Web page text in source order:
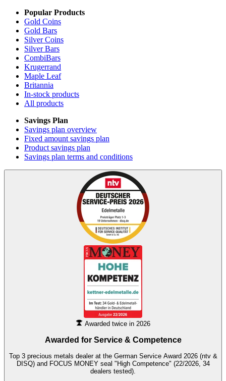
Popular Products
Gold Coins
Gold Bars
Silver Coins
Silver Bars
CombiBars
Krugerrand
Maple Leaf
Britannia
In-stock products
All products
Savings Plan
Savings plan overview
Fixed amount savings plan
Product savings plan
Savings plan terms and conditions
Awarded twice in 2026
Awarded for Service & Competence
Top 3 precious metals dealer at the German Service Award 2026 (ntv &
DISQ) and FOCUS MONEY seal "High Competence" (22/2026, 34
dealers tested).